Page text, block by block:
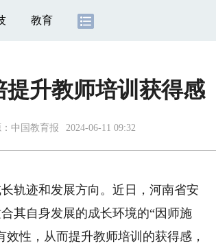
教育
提升教师培训获得感
中国教育报 2024-06-11 09:32
迹和发展方向。近日，河南省安
其自身发展的成长环境的“因师施
性，从而提升教师培训的获得感，